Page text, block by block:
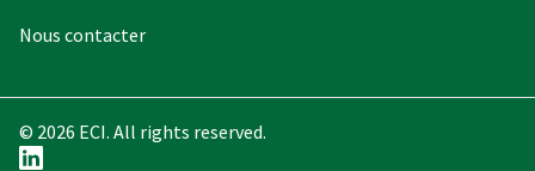
Nous contacter
© 2026 ECI. All rights reserved.